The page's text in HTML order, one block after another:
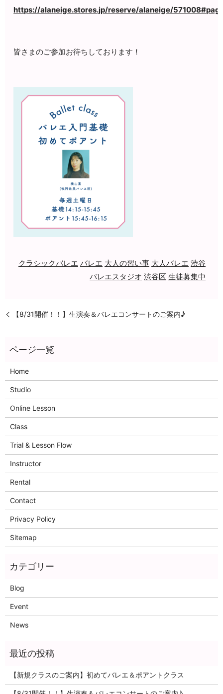
https://alaneige.stores.jp/reserve/alaneige/
皆さまのご参加お待ちしております！
クラシックバレエ バレエ 大人の習い事 大人バレエ 渋谷
バレエスタジオ 渋谷区 生徒募集中
【8/31開催！！】生演奏＆バレエコンサートのご案内♪
Home
Studio
Online Lesson
Class
Trial & Lesson Flow
Instructor
Rental
Contact
Privacy Policy
Sitemap
Blog
Event
News
【新規クラスのご案内】初めてバレエ＆ポアントクラス